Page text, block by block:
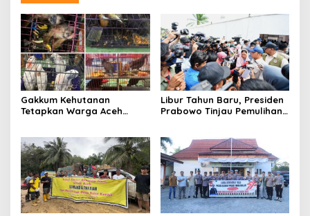
Gakkum Kehutanan
Tetapkan Warga Aceh
Dilindungi
Libur Tahun Baru, Presiden
Prabowo Tinjau Pemulihan